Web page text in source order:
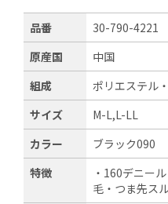
品番
30-790-4221
原産国
中国
組成
ポリエステル
サイズ
M-L,L-LL
カラー
ブラック090
特徴
・160デニー
毛・つま先ス